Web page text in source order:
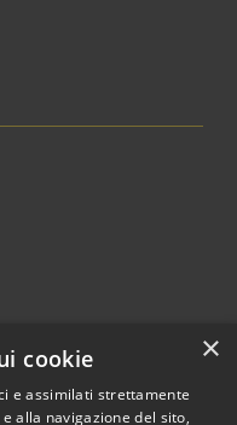
×
cookie
e assimilati strettamente
alla navigazione del sito,